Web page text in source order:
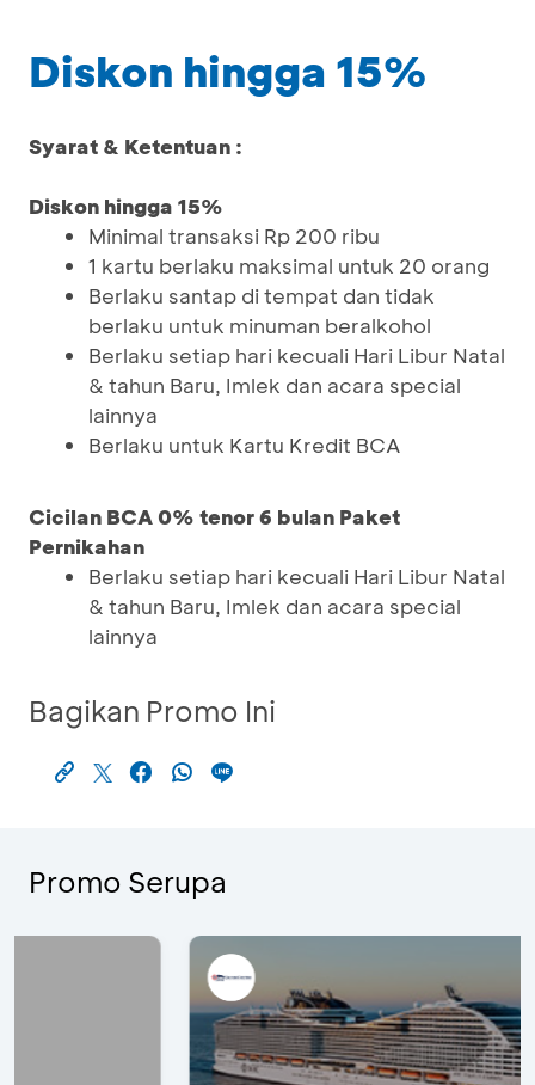
Diskon hingga 15%
Syarat & Ketentuan :
Diskon hingga 15%
Minimal transaksi Rp 200 ribu
1 kartu berlaku maksimal untuk 20 orang
Berlaku santap di tempat dan tidak
berlaku untuk minuman beralkohol
Berlaku setiap hari kecuali Hari Libur Natal
& tahun Baru, Imlek dan acara special
lainnya
Berlaku untuk Kartu Kredit BCA
Cicilan BCA 0% tenor 6 bulan Paket
Pernikahan
Berlaku setiap hari kecuali Hari Libur Natal
& tahun Baru, Imlek dan acara special
lainnya
Bagikan Promo Ini
Promo Serupa